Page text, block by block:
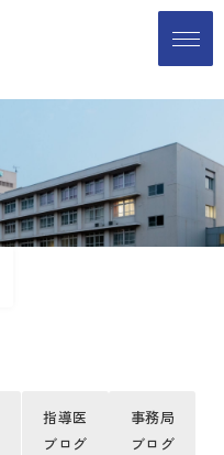
指導医
ブログ
事務局
ブログ